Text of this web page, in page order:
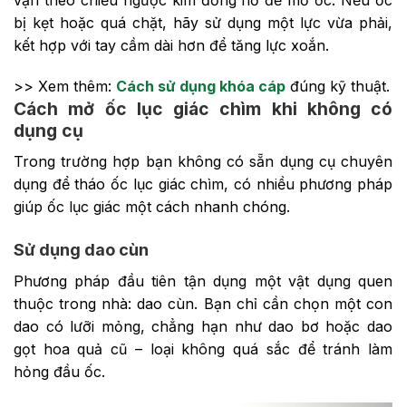
bị kẹt hoặc quá chặt, hãy sử dụng một lực vừa phải,
kết hợp với tay cầm dài hơn để tăng lực xoắn.
>> Xem thêm: Cách sử dụng khóa cáp đúng kỹ thuật.
Cách mở ốc lục giác chìm khi không có
dụng cụ
Trong trường hợp bạn không có sẵn dụng cụ chuyên
dụng để tháo ốc lục giác chìm, có nhiều phương pháp
giúp ốc lục giác một cách nhanh chóng.
Sử dụng dao cùn
Phương pháp đầu tiên tận dụng một vật dụng quen
thuộc trong nhà: dao cùn. Bạn chỉ cần chọn một con
dao có lưỡi mỏng, chẳng hạn như dao bơ hoặc dao
gọt hoa quả cũ – loại không quá sắc để tránh làm
hỏng đầu ốc.